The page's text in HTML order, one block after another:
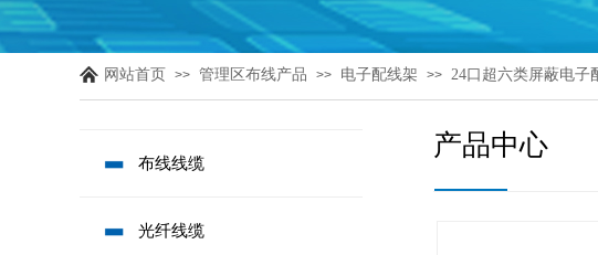
网站首页 >> 管理区布线产品 >> 电子配线架 >> 24口超六类屏蔽电子
产品中心
布线线缆
光纤线缆